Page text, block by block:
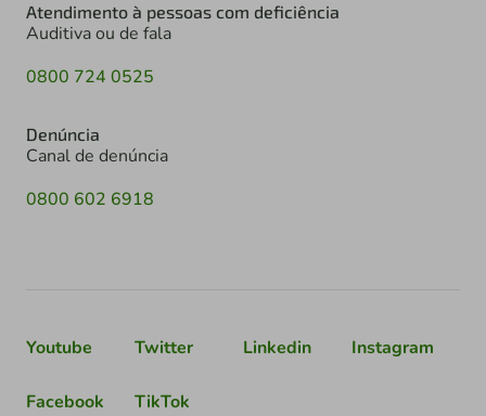
Atendimento à pessoas com deficiência
Auditiva ou de fala
0800 724 0525
Denúncia
Canal de denúncia
0800 602 6918
Youtube Twitter Linkedin Instagram
Facebook TikTok